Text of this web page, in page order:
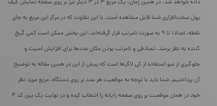
داده خواهد شد. در همین زمان، یک مربع ۳ در ۳ دیگر نیز بر روی صفحه نمایش کیف
پول سخت‌افزاری شما قابل مشاهده است. با این تفاوت که در مرکز این مربع به جای
نقطه، اعداد۱ تا ۹ به صورت نامرتب قرار گرفته‌اند. این بخش ممکن است کمی گیج
کننده به نظر برسد. تصادفی و نامرتب بودن مکان عددها برای افزایش امنیت و
جلوگیری از سو استفاده از کی لاگرها است که پیش از این در همین مقاله به توضیح
آن پرداختیم. شما باید با توجه به موقعیت هر عدد بر روی دستگاه، مربع مورد نظر
خود در همان موقعیت بر روی صفحه رایانه را انتخاب کرده و در نهایت یک پین کد ۴